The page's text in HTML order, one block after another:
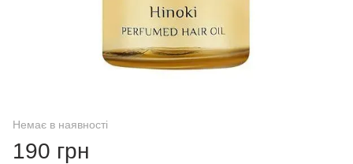
Немає в наявності
190 грн